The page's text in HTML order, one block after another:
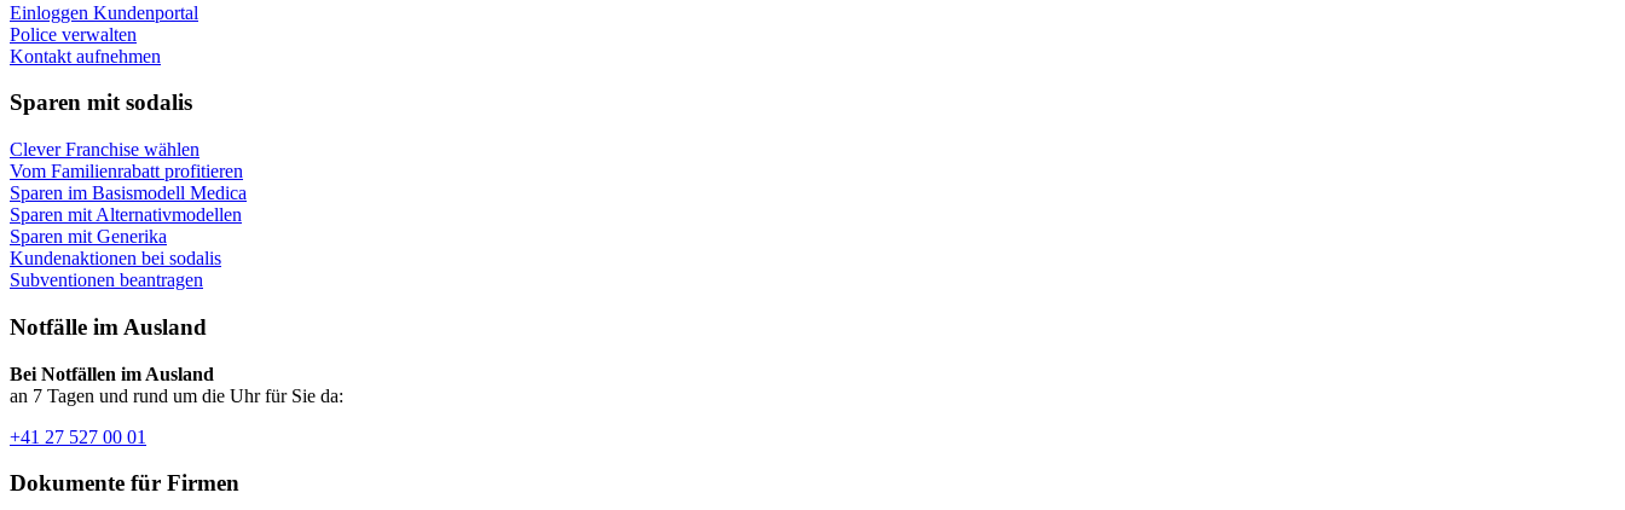
Einloggen Kundenportal
Police verwalten
Kontakt aufnehmen
Sparen mit sodalis
Clever Franchise wählen
Vom Familienrabatt profitieren
Sparen im Basismodell Medica
Sparen mit Alternativmodellen
Sparen mit Generika
Kundenaktionen bei sodalis
Subventionen beantragen
Notfälle im Ausland
Bei Notfällen im Ausland
an 7 Tagen und rund um die Uhr für Sie da:
+41 27 527 00 01
Dokumente für Firmen